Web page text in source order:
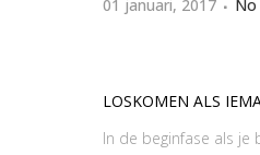
01 januari, 2017
LOSKOMEN ALS
In de beginfase als je